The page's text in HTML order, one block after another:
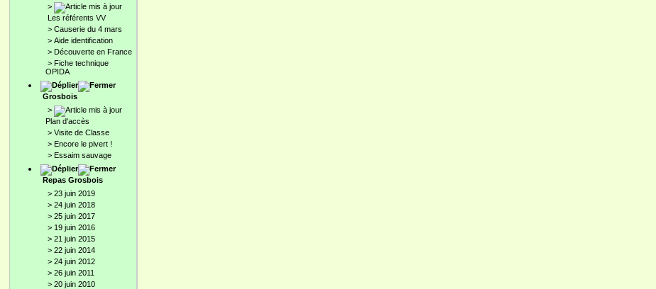
>
Les référents VV
> Causerie du 4 mars
> Aide identification
> Découverte en France
> Fiche technique
OPIDA
Grosbois
>
Plan d'accès
> Visite de Classe
> Encore le pivert !
> Essaim sauvage
Repas Grosbois
> 23 juin 2019
> 24 juin 2018
> 25 juin 2017
> 19 juin 2016
> 21 juin 2015
> 22 juin 2014
> 24 juin 2012
> 26 juin 2011
> 20 juin 2010